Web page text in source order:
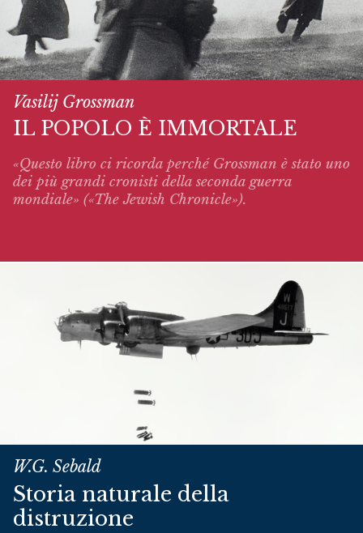
Vasilij Grossman
IL POPOLO È IMMORTALE
«Questo libro ci ricorda perché Grossman è stato uno
dei più grandi cronisti della seconda guerra
mondiale» («The Jewish Chronicle»).
W.G. Sebald
Storia naturale della
distruzione